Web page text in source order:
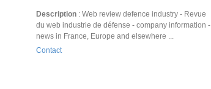
Description : Web review defence industry - Revue
du web industrie de défense - company information -
news in France, Europe and elsewhere ...
Contact